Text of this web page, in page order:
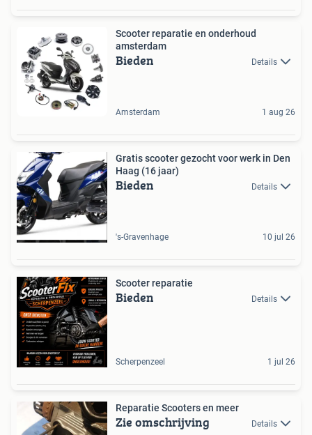
Scooter reparatie en onderhoud
amsterdam
Bieden Details
Amsterdam 1 aug 26
Gratis scooter gezocht voor werk in Den
Haag (16 jaar)
Bieden Details
's-Gravenhage 10 jul 26
Scooter reparatie
Bieden Details
Scherpenzeel 1 jul 26
Reparatie Scooters en meer
Zie omschrijving Details